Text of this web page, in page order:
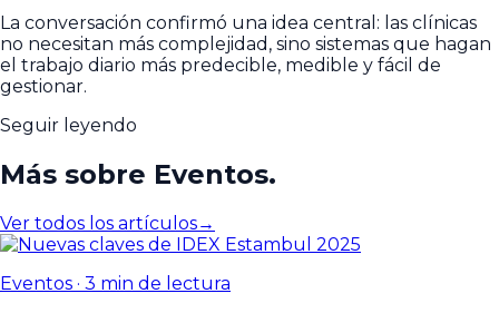
La conversación confirmó una idea central: las clínicas
no necesitan más complejidad, sino sistemas que hagan
el trabajo diario más predecible, medible y fácil de
gestionar.
Seguir leyendo
Más sobre Eventos.
Ver todos los artículos→
Eventos · 3 min de lectura